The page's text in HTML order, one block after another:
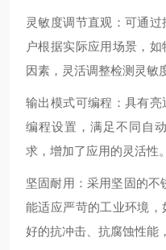
灵敏度调节直观：可通
户根据实际应用场景，
因素，灵活调整检测灵敏
输出模式可编程：具有
编程设置，满足不同自
求，增加了应用的灵活性。
坚固耐用：采用坚固的不
能适应严苛的工业环境
好的抗冲击、抗腐蚀性能